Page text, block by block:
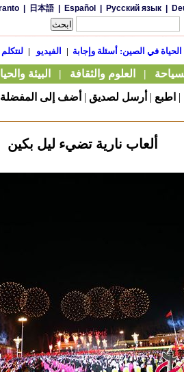
| اطبع | أرسل لصديق | أضف إلى المفضلة
ألعاب نارية تضيء ليل بكين